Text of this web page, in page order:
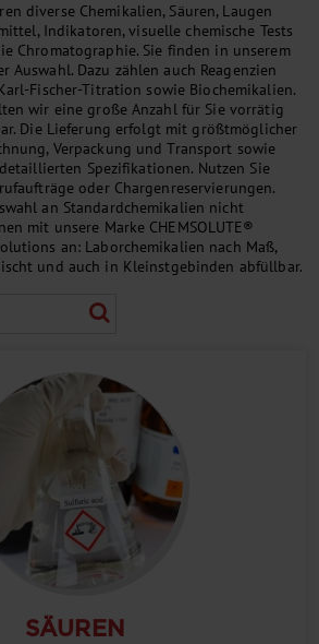
diverse Chemikalien, Säuren, Laugen
Indikatoren, visuelle chemische Tests
Chromatographie. Sie finden in unserem
Auswahl. Dazu zählen auch Reagenzien
Fischer-Titration sowie Biochemikalien.
wir eine große Anzahl für Sie vorrätig
Die Lieferung erfolgt mit größtmöglicher
Verpackung und Transport sowie
Spezifikationen. Nutzen Sie
oder Chargenreservierungen.
an Standardchemikalien nicht
mit unsere Marke CHEMSOLUTE®
an: Laborchemikalien nach Maß,
und auch in Kleinstgebinden abfüllbar.
SÄUREN